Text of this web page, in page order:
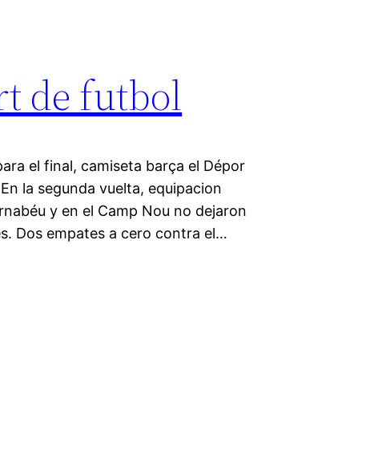
de futbol
el final, camiseta barça el Dépor
la segunda vuelta, equipacion
y en el Camp Nou no dejaron
Dos empates a cero contra el…